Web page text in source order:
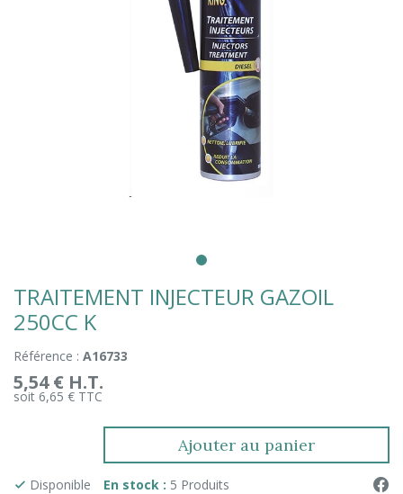
TRAITEMENT INJECTEUR GAZOIL
250CC K
Référence : A16733
5,54 € H.T.
soit 6,65 € TTC
Ajouter au panier
Disponible En stock : 5 Produits